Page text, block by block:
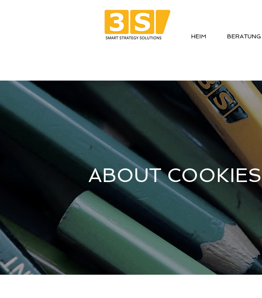
HEIM BERATUNG
ABOUT COOKIES